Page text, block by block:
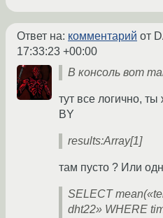
Ответ на: комментарий от
17:33:23 +00:00
В консоль вот
тут все логично,
BY
results:Array[1]
там пусто ? Или
SELECT
dht22» WHERE